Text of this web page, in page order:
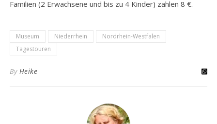
Familien (2 Erwachsene und bis zu 4 Kinder) zahlen 8 €.
Museum Niederrhein
Nordrhein-Westfalen
Tagestouren
By Heike